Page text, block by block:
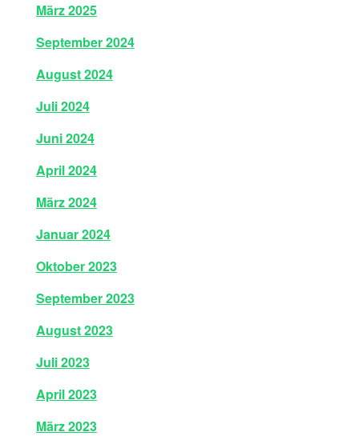
März 2025
September 2024
August 2024
Juli 2024
Juni 2024
April 2024
März 2024
Januar 2024
Oktober 2023
September 2023
August 2023
Juli 2023
April 2023
März 2023